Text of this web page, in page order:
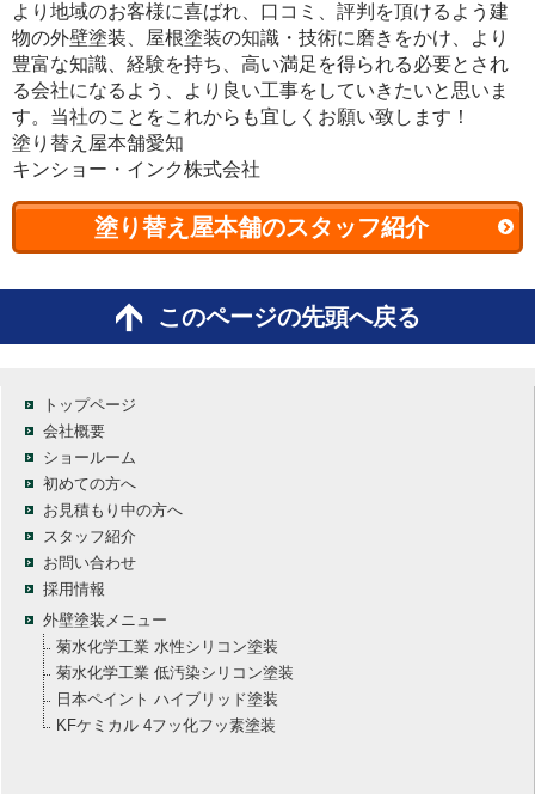
より地域のお客様に喜ばれ、口コミ、評判を頂けるよう建
物の外壁塗装、屋根塗装の知識・技術に磨きをかけ、より
豊富な知識、経験を持ち、高い満足を得られる必要とされ
る会社になるよう、より良い工事をしていきたいと思いま
す。当社のことをこれからも宜しくお願い致します！
塗り替え屋本舗愛知
キンショー・インク株式会社
塗り替え屋本舗のスタッフ紹介
このページの先頭へ戻る
トップページ
会社概要
ショールーム
初めての方へ
お見積もり中の方へ
スタッフ紹介
お問い合わせ
採用情報
外壁塗装メニュー
菊水化学工業 水性シリコン塗装
菊水化学工業 低汚染シリコン塗装
日本ペイント ハイブリッド塗装
KFケミカル 4フッ化フッ素塗装